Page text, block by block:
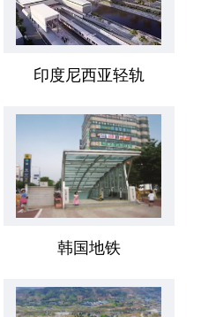
印度尼西亚轻轨
韩国地铁